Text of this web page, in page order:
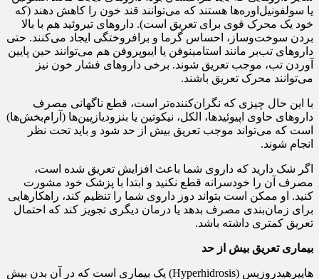
یا سولفونیل‌اوره‌ها هستند که می‌توانند قند خون را کاهش دهند (که
خود یک محرک قوی برای تعریق است). داروهای تیروئید هم با بالا
بردن سوخت‌وساز، احساس گرما و برافروختگی ایجاد می‌کنند. حتی
داروهای تب‌بر مانند استامینوفن یا ایبوپروفن هم می‌توانند حین پایین‌
آوردن تب، موجب تعریق شوند. برخی داروهای فشار خون نیز
می‌توانند محرک تعریق باشند.
با این حال چیزی که نگران‌کننده‌تر است، قطع ناگهانی مصرف
داروهای حاوی اپیوئیدها، الکل، نیکوتین یا بنزودیازپین‌ها (آرام‌بخش‌ها)
است که می‌تواند موجب تعریق بیش از حد شود و باید تحت نظر
انجام شوند.
اگر شک دارید که داروی شما باعث افزایش تعریق شده است،
مصرف آن را خودسرانه قطع نکنید و ابتدا با پزشک خود مشورت
کنید. او ممکن است بتواند دوز داروی شما را تنظیم کند، راهکارهایی
برای زمان‌بندی مصرف بدهد یا درمان دیگری تجویز کند که احتمال
تعریق کمتری داشته باشد.
بیماری تعریق بیش از حد
هایپرهیدروزیس (Hyperhidrosis) یک بیماری است که در آن بدن بیش